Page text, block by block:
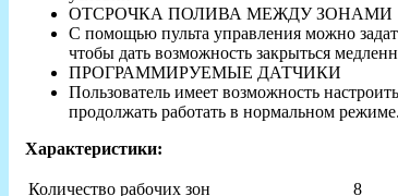
ОТСРОЧКА ПОЛИВА МЕЖДУ ЗОНАМИ
С помощью пульта управления можно
чтобы дать возможность закрыться
ПРОГРАММИРУЕМЫЕ ДАТЧИКИ
Пользователь имеет возможность
продолжать работать в нормальном режиме.
Характеристики:
Количество рабочих зон 8